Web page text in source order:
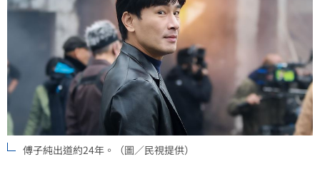
傅子純出道約24年。（圖／民視提供）